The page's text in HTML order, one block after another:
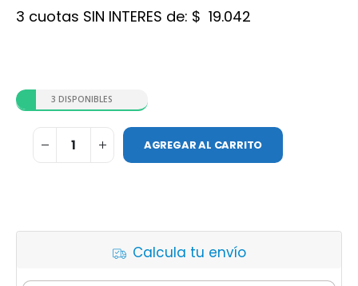
3 cuotas SIN INTERES de: $ 19.042
3 DISPONIBLES
AGREGAR AL CARRITO
Calcula tu envío